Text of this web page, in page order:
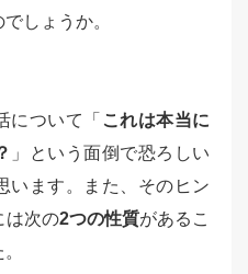
しょうか。
について「 これは本当に
」という面倒で恐ろしい
います。また、そのヒン
は次の2つの性質があるこ